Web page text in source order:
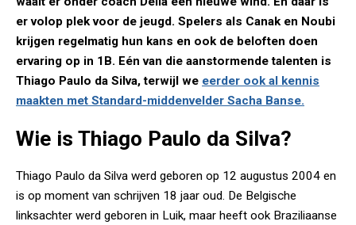
er volop plek voor de jeugd. Spelers als Canak en Noubi
krijgen regelmatig hun kans en ook de beloften doen
ervaring op in 1B. Eén van die aanstormende talenten is
Thiago Paulo da Silva, terwijl we eerder ook al kennis
maakten met Standard-middenvelder Sacha Banse.
Wie is Thiago Paulo da Silva?
Thiago Paulo da Silva werd geboren op 12 augustus 2004 en
is op moment van schrijven 18 jaar oud. De Belgische
linksachter werd geboren in Luik, maar heeft ook Braziliaanse